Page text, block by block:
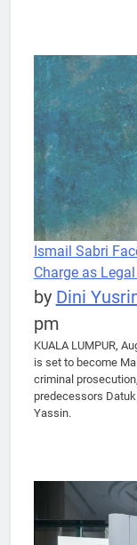
Ismail Sabri
Charge as
by Dini
pm
KUALA LUMPUR,
is set to become
criminal
predecessors
Yassin.